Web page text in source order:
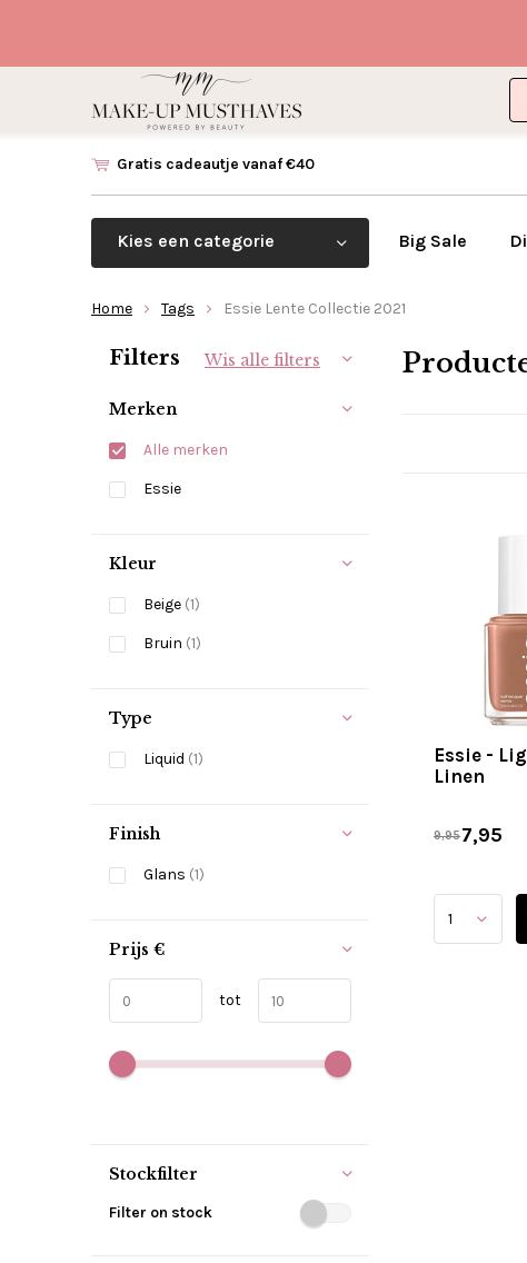
Gratis cadeautje vanaf €40
Kies een categorie Big Sale
Home Tags Essie Lente Collectie 2021
Essie -
Linen
9,957,95
Sorteren op:
Filters Wis alle filters
Merken
Alle merken
Essie
Kleur
Beige (1)
Bruin (1)
Type
Liquid (1)
Finish
Glans (1)
Prijs €
tot
Stockfilter
Filter on stock